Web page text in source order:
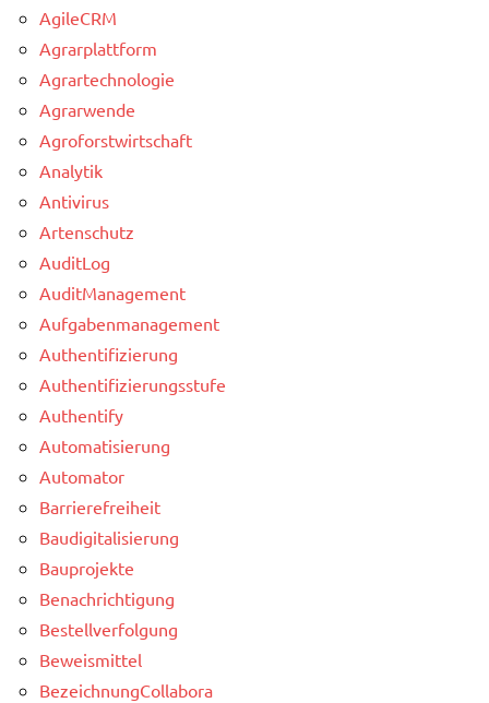
AgileCRM
Agrarplattform
Agrartechnologie
Agrarwende
Agroforstwirtschaft
Analytik
Antivirus
Artenschutz
AuditLog
AuditManagement
Aufgabenmanagement
Authentifizierung
Authentifizierungsstufe
Authentify
Automatisierung
Automator
Barrierefreiheit
Baudigitalisierung
Bauprojekte
Benachrichtigung
Bestellverfolgung
Beweismittel
BezeichnungCollabora